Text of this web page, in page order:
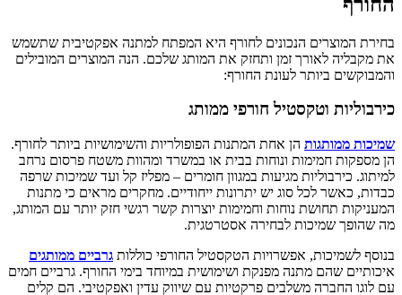
בחירת המוצרים הנכונים לחורף היא המפתח למתנה אפקטיבית שתשמש
את מקבליה לאורך זמן ותחזק את המותג שלכם. הנה המוצרים המובילים
והמבוקשים ביותר לעונת החורף:
כירבוליות וטקסטיל חורפי ממותג
שמיכות ממותגות הן אחת המתנות הפופולריות והשימושיות ביותר לחורף.
הן מספקות חמימות ונוחות בבית או במשרד ומהוות משטח פרסום נרחב
למיתוג. כירבוליות מגיעות במגוון חומרים – מפליז קל ועד שמיכות שרפה
כבדות, כאשר לכל סוג יש יתרונות ייחודיים. מחקרים מראים כי מתנות
המעניקות תחושת נוחות וחמימות יוצרות קשר רגשי חזק יותר עם המותג,
מה שהופך שמיכות לבחירה אסטרטגית.
בנוסף לשמיכות, אפשרויות הטקסטיל החורפי כוללות גרביים ממותגים
איכותיים שהם מתנה מפנקת ושימושית במיוחד בימי החורף. גרביים חמים
עם לוגו החברה משלבים פרקטיות עם שיווק עדין ואפקטיבי. הם קלים